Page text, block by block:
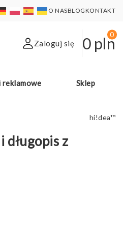
O NASBLOGKONTAKT
Zaloguj się 0 pln
0
reklamowe Sklep
hi!dea™
długopis z